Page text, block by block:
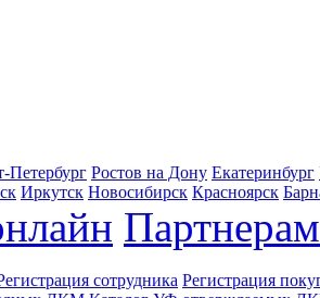
Петербург Ростов на Дону Екатеринбург
Иркутск Новосибирск Красноярск
Партнерам
сотрудника Регистрация